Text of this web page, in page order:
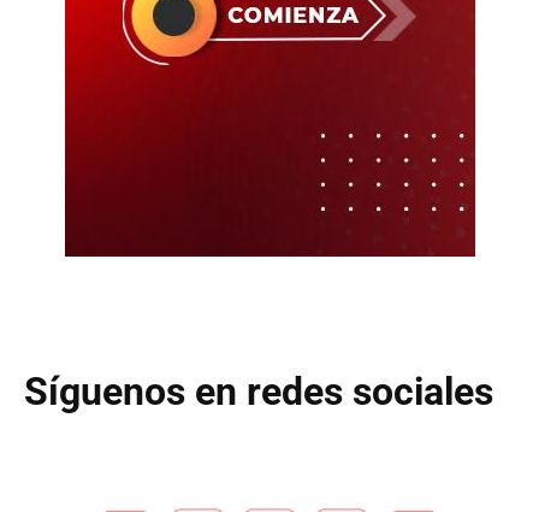
Síguenos en redes sociales